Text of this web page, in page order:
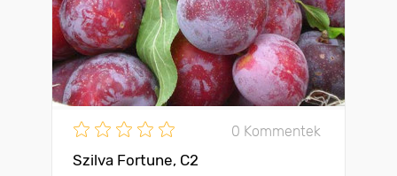
0 Kommentek
Szilva Fortune, C2